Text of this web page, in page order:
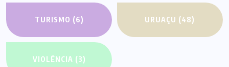
TURISMO (6) URUAÇU (48)
VIOLÊNCIA (3)